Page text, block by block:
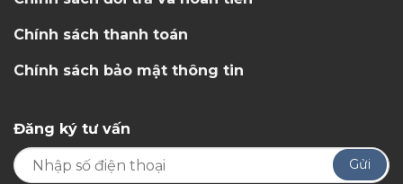
Chính sách thanh toán
Chính sách bảo mật thông tin
Đăng ký tư vấn